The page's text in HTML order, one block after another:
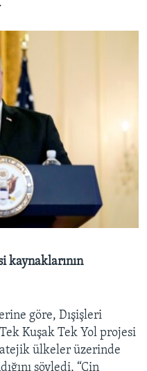
kaynaklarının
göre, Dışişleri
Kuşak Tek Yol projesi
ülkeler üzerinde
söyledi, “Çin